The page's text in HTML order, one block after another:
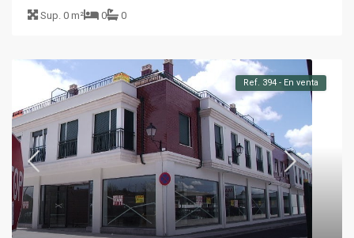
Sup.0 m² 0 0
Ref. 394 - En venta